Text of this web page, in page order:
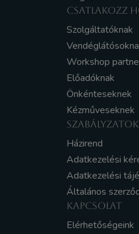
CSATLAKOZZ
Szolgáltatóknak
Workshop
Előadóknak
Önkénteseknek
Kézműveseknek
SZABÁLYZATOK
Házirend
Adatkezelési
Adatkezelési
Általános
KAPCSOLAT
Elérhetőségeink